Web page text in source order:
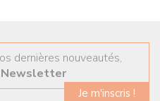
dernières nouveautés,
Newsletter
Je m'inscris !